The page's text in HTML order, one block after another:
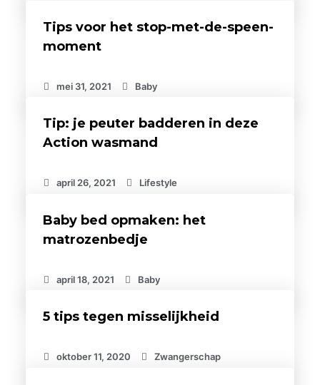
Tips voor het stop-met-de-speen-
moment
mei 31, 2021 Baby
Tip: je peuter badderen in deze
Action wasmand
april 26, 2021 Lifestyle
Baby bed opmaken: het
matrozenbedje
april 18, 2021 Baby
5 tips tegen misselijkheid
oktober 11, 2020 Zwangerschap